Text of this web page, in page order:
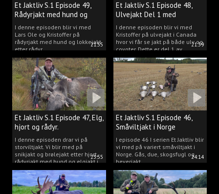
21:55
Et Jaktliv S.1 Episode 49,
Rådyrjakt med hund og
lokkejakt.
I denne episoden blir vi med
Lars Ole og Kristoffer på
rådyrjakt med hund og lokkejakt
etter rådyr.
21:39
Et Jaktliv S.1 Episode 48,
Ulvejakt Del 1 med
Kristoffer Clausen.
I denne episoden blir vi med
Kristoffer på ulvejakt i Canada
hvor vi får se jakt på både ulv og
coyoter. Dette er del 1 av
ulvejakten.
23:55
Et Jaktliv S.1 Episode 47, Elg,
hjort og rådyr.
I denne episoden drar vi på
storviltjakt. Vi blir med på
snikjakt og brølejakt etter hjort,
rådyrjakt med hund og elgjakt i
Trøndelag.
24:14
Et Jaktliv S.1 Episode 46,
Småviltjakt i Norge
I episode 46 I serien Et Jaktliv blir
vi med på variert småviltjakt i
Norge. Gås, due, skogsfugl og
beverjakt.